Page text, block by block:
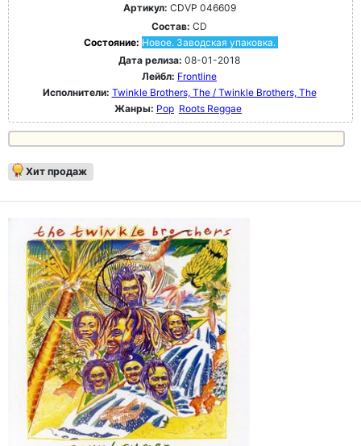
Артикул: CDVP 046609
Состав: CD
Состояние: Новое. Заводская упаковка.
Дата релиза: 08-01-2018
Лейбл: Frontline
Исполнители: Twinkle Brothers, The / Twinkle Brothers, The
Жанры: Pop Roots Reggae
Хит продаж